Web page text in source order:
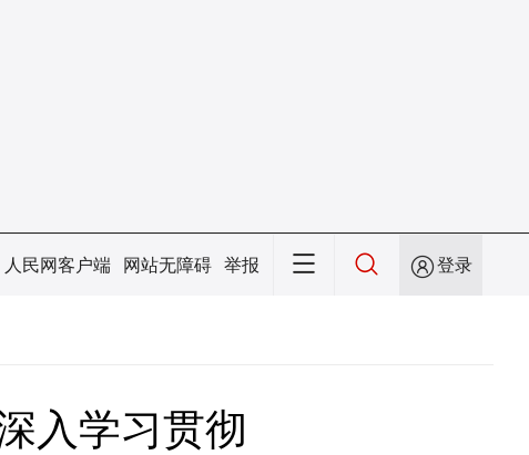
人民网客户端 网站无障碍 举报 登录
入学习贯彻